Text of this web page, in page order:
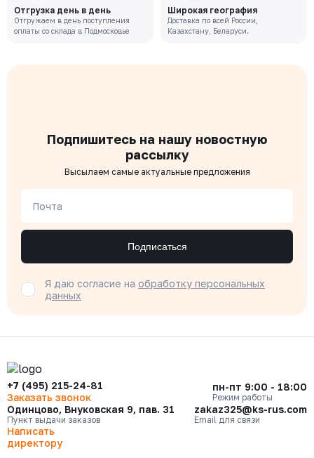
Отгрузка день в день
Отгружаем в день поступления
оплаты со склада в Подмосковье
Широкая география
Доставка по всей России,
Казахстану, Беларуси.
Подпишитесь на нашу новостную
рассылку
Высылаем самые актуальные предложения
Почта
Подписаться
Я даю согласие на обработку персональных
данных
+7 (495) 215-24-81
Заказать звонок
пн-пт 9:00 - 18:00
Режим работы
Одинцово, Внуковская 9, пав. 31
Пункт выдачи заказов
zakaz325@ks-rus.com
Email для связи
Написать
директору